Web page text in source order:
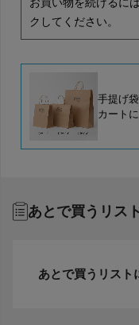
クしてください。
手提げ
カート
あとで買うリスト
あとで買うリスト